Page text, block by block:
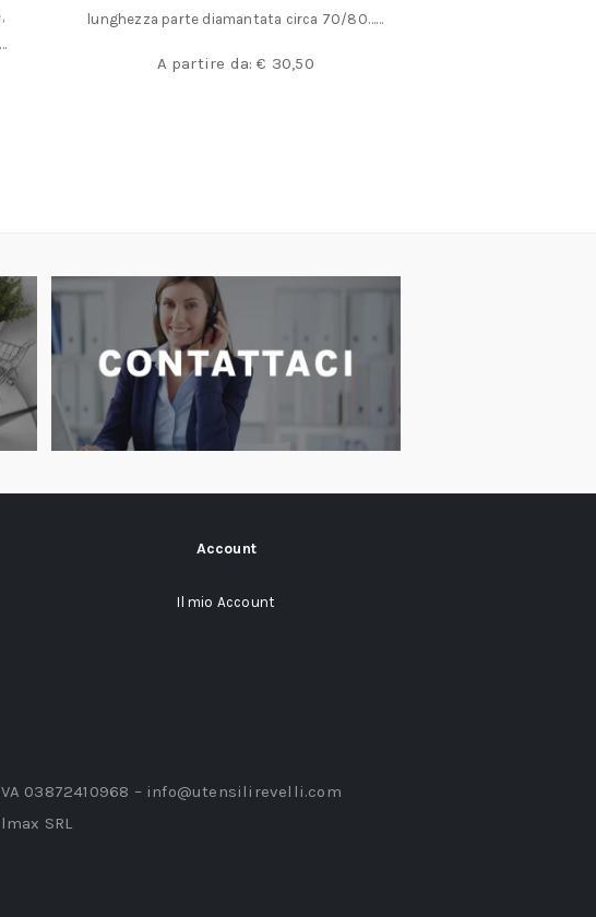
lunghezza parte diamantata circa 70/80……
A partire da:€ 30,50
Account
Il mio Account
03872410968 – info@utensilirevelli.com
SRL